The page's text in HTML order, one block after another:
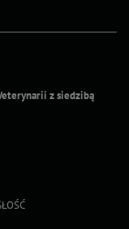
z siedzibą